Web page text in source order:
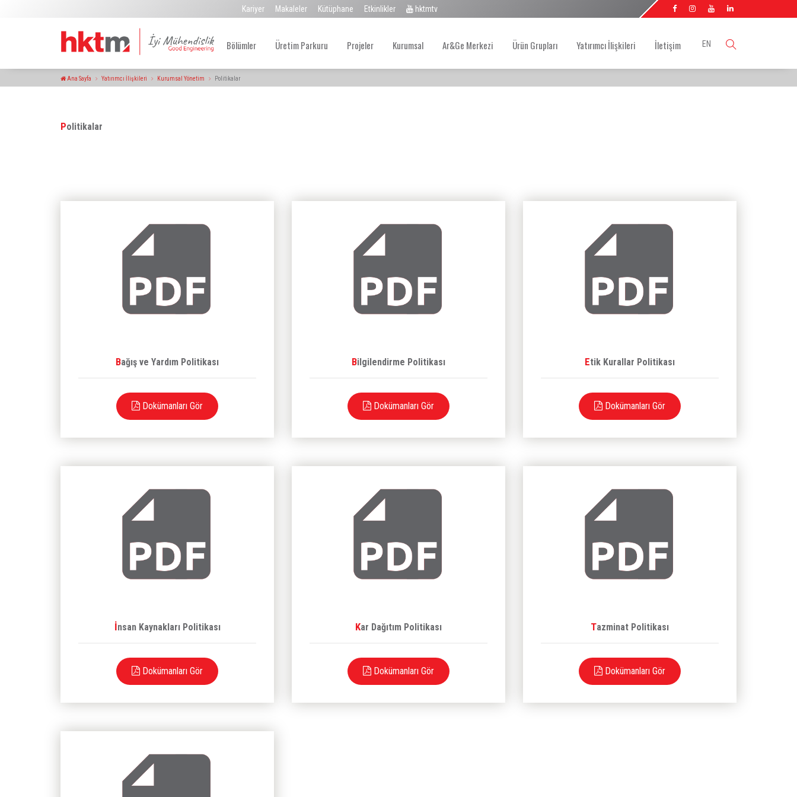
Kariyer Makaleler Kütüphane Etkinlikler hktmtv
EN
Bölümler Üretim Parkuru Projeler Kurumsal Ar&Ge Merkezi Ürün Grupları Yatırımcı İlişkileri İletişim
Ana Sayfa Yatırımcı İlişkileri Kurumsal Yönetim Politikalar
Politikalar
Bağış ve Yardım Politikası
Dokümanları Gör
Bilgilendirme Politikası
Dokümanları Gör
Etik Kurallar Politikası
Dokümanları Gör
İnsan Kaynakları Politikası
Dokümanları Gör
Kar Dağıtım Politikası
Dokümanları Gör
Tazminat Politikası
Dokümanları Gör